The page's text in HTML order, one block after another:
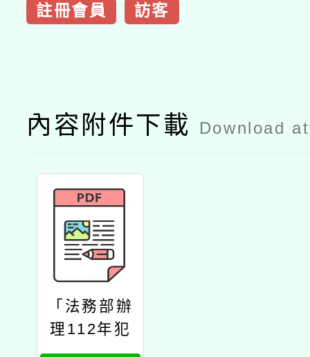
註冊會員 訪客
內容附件下載 Download
「法務部辦
理112年犯
罪被害人保